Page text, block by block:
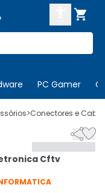

PC Gamer
>Conectores e

Cftv